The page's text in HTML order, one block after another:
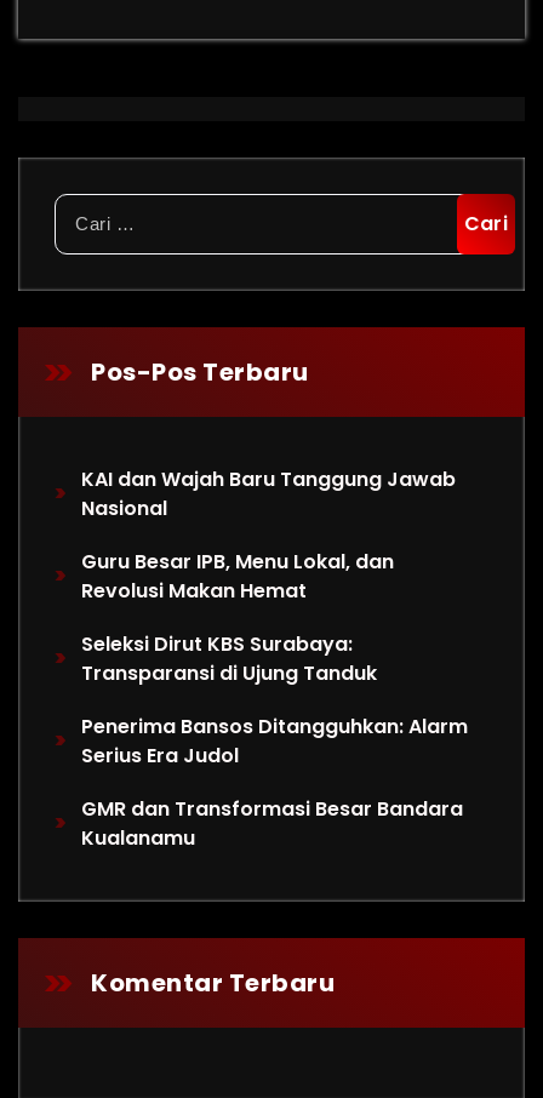
Cari
untuk:
Pos-Pos Terbaru
KAI dan Wajah Baru Tanggung Jawab
Nasional
Guru Besar IPB, Menu Lokal, dan
Revolusi Makan Hemat
Seleksi Dirut KBS Surabaya:
Transparansi di Ujung Tanduk
Penerima Bansos Ditangguhkan: Alarm
Serius Era Judol
GMR dan Transformasi Besar Bandara
Kualanamu
Komentar Terbaru